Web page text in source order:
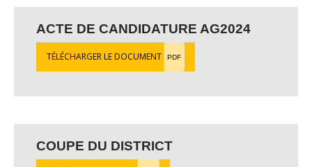
ACTE DE CANDIDATURE AG2024
TÉLÉCHARGER LE DOCUMENT PDF
COUPE DU DISTRICT